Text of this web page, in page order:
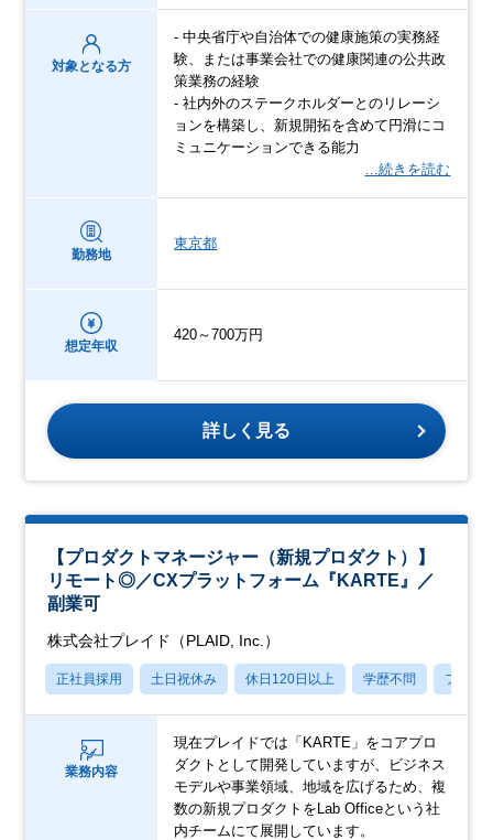
対象となる方
- 中央省庁や自治体での健康施策の実務経
験、または事業会社での健康関連の公共政
策業務の経験
- 社内外のステークホルダーとのリレーシ
ョンを構築し、新規開拓を含めて円滑にコ
ミュニケーションできる能力
…続きを読む
勤務地
東京都
想定年収
420～700万円
詳しく見る
【プロダクトマネージャー（新規プロダクト）】
リモート◎／CXプラットフォーム『KARTE』／
副業可
株式会社プレイド（PLAID, Inc.）
正社員採用 土日祝休み 休日120日以上 学歴不問 フレッ
業務内容
現在プレイドでは「KARTE」をコアプロ
ダクトとして開発していますが、ビジネス
モデルや事業領域、地域を広げるため、複
数の新規プロダクトをLab Officeという社
内チームにて展開しています。